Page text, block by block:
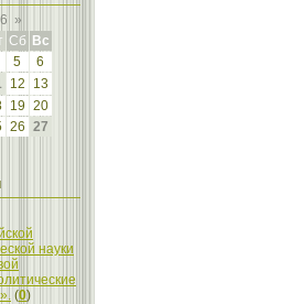
»
Сб Вс
5
6
12
13
19 20
26 27
науки
(0)